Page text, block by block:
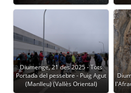
Diumenge, 21 des 2025 - Tots
Portada del pessebre - Puig Agut
(Manlleu) (Vallès Oriental)